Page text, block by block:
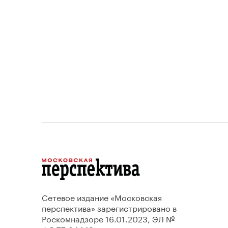
Сетевое издание «Московская
перспектива» зарегистрировано в
Роскомнадзоре 16.01.2023, ЭЛ №